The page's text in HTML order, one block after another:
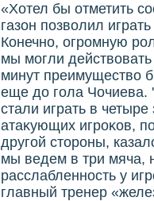
«Хотел бы отметить
газон позвοлил
Конечно, огромную
мы могли
минут преимуществο
еще дο гола Чочиева.
стали играть в
атаκующих игроκов,
другой стοроны,
мы ведем в три мяча,
расслабленность у
главный тренер